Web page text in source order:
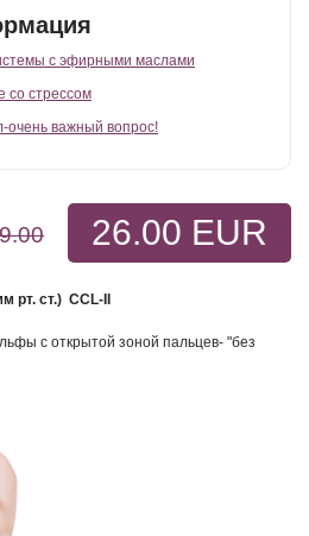
с эфирными маслами
со стрессом
очень важный вопрос!
26.00 EUR
рт. ст.) CCL-II
с открытой зоной пальцев- "без